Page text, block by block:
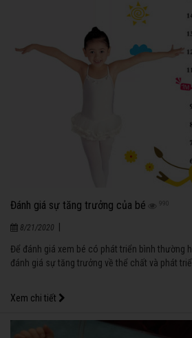
Đánh giá sự tăng trưởng của bé 990
8/21/2020
Để đánh giá xem bé có phát triển bình thường
đánh giá sự tăng trưởng về thể chất và phát
Xem chi tiết